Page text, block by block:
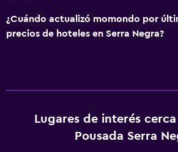
¿Cuándo actualizó momondo por
precios de hoteles en Serra Negra?
Lugares de interés
Pousada Serra